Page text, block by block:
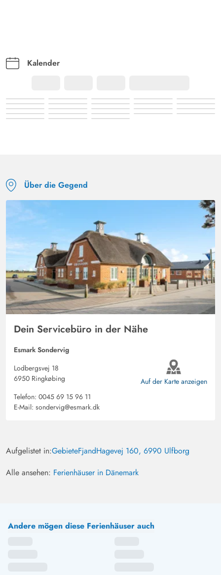
Kalender
Über die Gegend
Dein Servicebüro in der Nähe
Esmark Sondervig
Lodbergsvej 18
6950 Ringkøbing
Telefon: 0045 69 15 96 11
E-Mail: sondervig@esmark.dk
Auf der Karte anzeigen
Aufgelistet in:GebieteFjandHagevej 160, 6990 Ulfborg
Alle ansehen: Ferienhäuser in Dänemark
Andere mögen diese Ferienhäuser auch